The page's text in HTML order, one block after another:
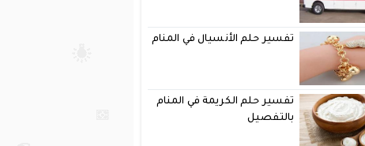
تفسير حلم الأنسيال في المنام
تفسير حلم الكريمة في المنام
بالتفصيل